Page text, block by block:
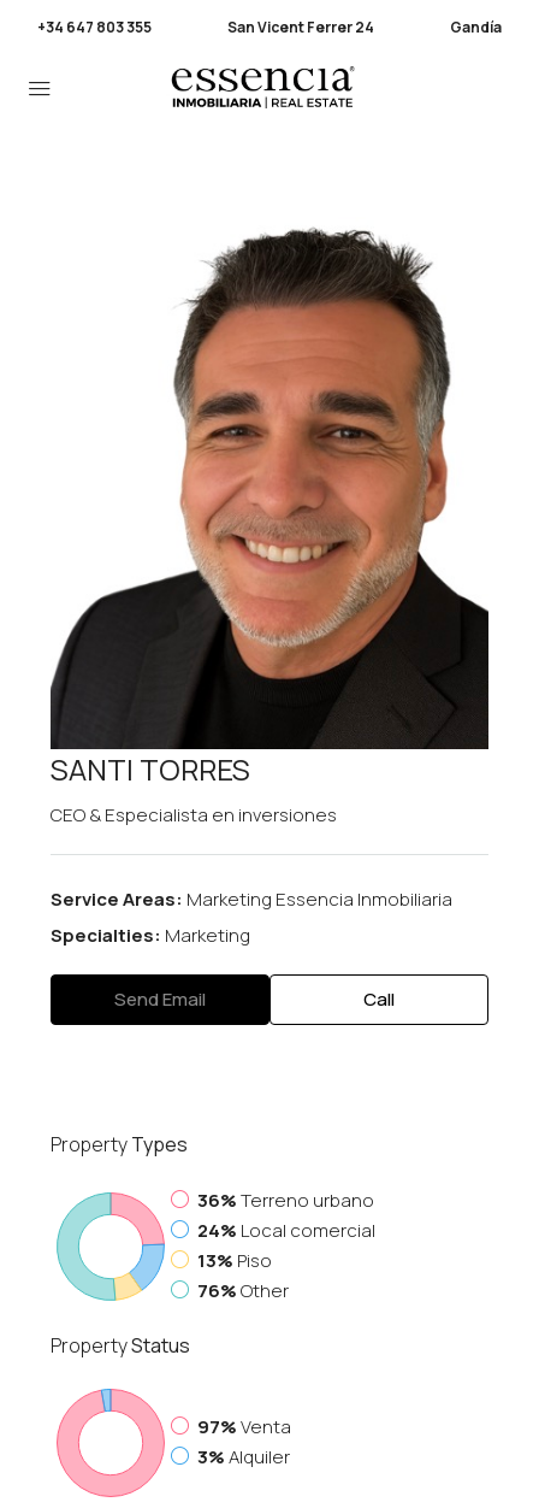
+34 647 803 355 San Vicent Ferrer 24 Gandía
SANTI TORRES
CEO & Especialista en inversiones
Service Areas: Marketing Essencia Inmobiliaria
Specialties: Marketing
Send Email Call
PropertyTypes
36%Terreno urbano
24% Local comercial
13% Piso
76%Other
PropertyStatus
97%Venta
3%Alquiler